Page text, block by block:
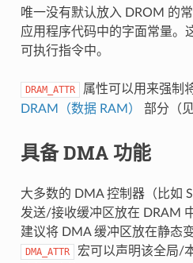
唯一没有默认放入 DROM 的
应用程序代码中的字面常量。
可执行指令中。
DRAM_ATTR
属性可以用来强制
DRAM（数据 RAM）
部分（
具备 DMA 功能
大多数的 DMA 控制器（比如
发送/接收缓冲区放在 DRAM
建议将 DMA 缓冲区放在静态
DMA_ATTR
宏可以声明该全局/